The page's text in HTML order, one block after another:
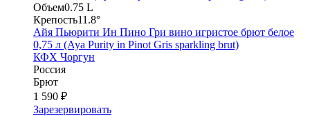
Объем0.75 L
Крепость11.8°
Айя Пьюрити Ин Пино Гри вино игристое брют белое
0,75 л (Aya Purity in Pinot Gris sparkling brut)
КФХ Чоргун
Россия
Брют
1 590 ₽
Зарезервировать